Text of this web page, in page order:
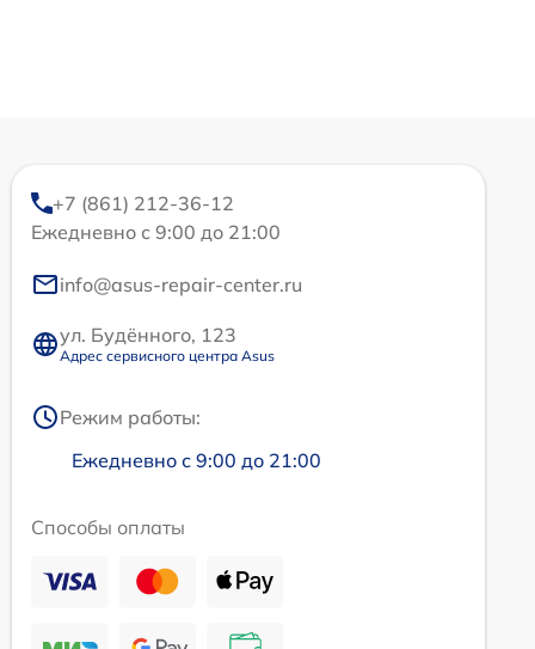
+7 (861) 212-36-12
Ежедневно с 9:00 до 21:00
info@asus-repair-center.ru
ул. Будённого, 123
Адрес сервисного центра Asus
Режим работы:
Ежедневно с 9:00 до 21:00
Способы оплаты